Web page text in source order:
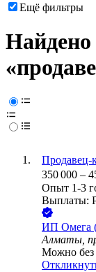
Ещё фильтры
Найдено
Продавец-
350 000 –
Опыт 1-3
Выплаты:
ИП Омега
Алматы,
Можно без